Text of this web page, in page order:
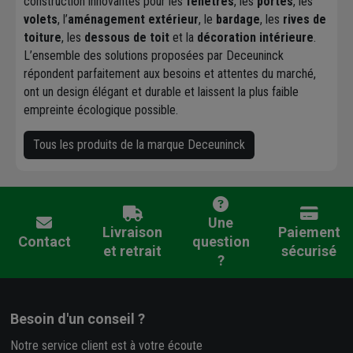
volets, l’aménagement extérieur, le bardage, les rives de
toiture, les dessous de toit et la décoration intérieure.
L’ensemble des solutions proposées par Deceuninck
répondent parfaitement aux besoins et attentes du marché,
ont un design élégant et durable et laissent la plus faible
empreinte écologique possible.
Tous les produits de la marque Deceuninck
Contact
Livraison
et retrait
Une
question
?
Paiement
sécurisé
Besoin d'un conseil ?
Notre service client est à votre écoute